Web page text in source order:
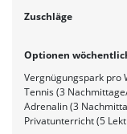
Zuschläge
Optionen
Vergnügungspark pro
Tennis (3
Adrenalin (3
Privatunterricht (5